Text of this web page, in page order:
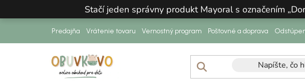
Stačí jeden správny produkt Mayoral s označením
Predajňa Vrátenie tovaru Vernostný program Poštovné a doprava